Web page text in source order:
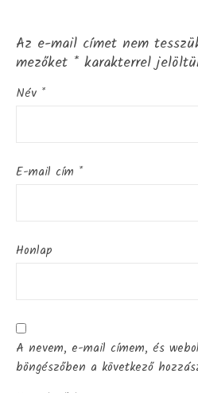
Az e-mail címet nem
mezőket * karakterrel
Név *
E-mail cím *
Honlap
A nevem, e-mail címem, és
böngészőben a következő